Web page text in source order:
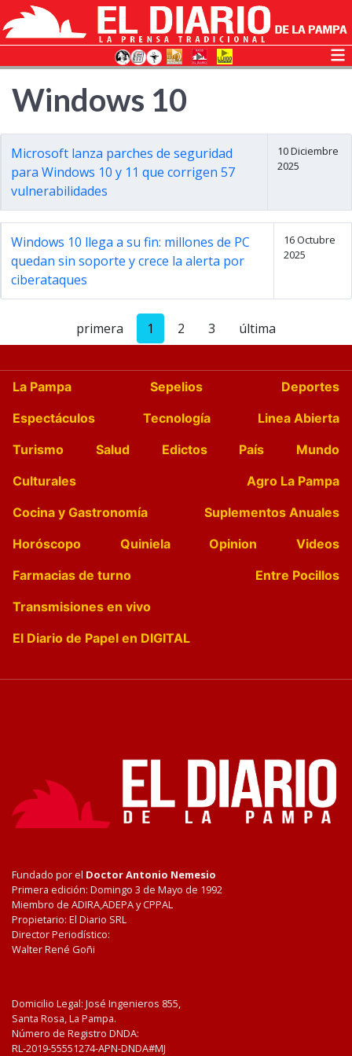
Windows 10
Microsoft lanza parches de seguridad
para Windows 10 y 11 que corrigen 57
vulnerabilidades
10 Diciembre
2025
Windows 10 llega a su fin: millones de PC
quedan sin soporte y crece la alerta por
ciberataques
16 Octubre
2025
primera 1 2 3 última
La Pampa Sepelios
Deportes
Espectáculos
Tecnología
Linea Abierta
Turismo
Salud Edictos País
Mundo
Culturales
Agro La Pampa
Cocina y Gastronomía
Suplementos Anuales
Horóscopo
Quiniela Opinion
Videos
Farmacias de turno
Entre Pocillos
Transmisiones en vivo
El Diario de Papel en DIGITAL
Fundado por el Doctor Antonio Nemesio
Primera edición: Domingo 3 de Mayo de 1992
Miembro de ADIRA,ADEPA y CPPAL
Propietario: El Diario SRL
Director Periodístico:
Walter René Goñi
Domicilio Legal: José Ingenieros 855,
Santa Rosa, La Pampa.
Número de Registro DNDA:
RL-2019-55551274-APN-DNDA#MJ